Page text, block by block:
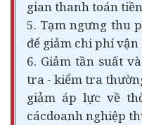
gian thanh toán
5. Tạm ngưng thu
để giảm chi phí vận
6. Giảm tần suất
tra - kiểm tra
giảm áp lực về
cácdoanh nghiệp